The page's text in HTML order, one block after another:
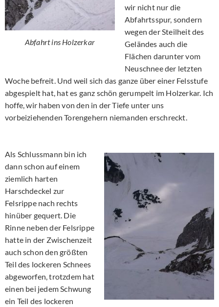
Abfahrt ins Holzerkar
wir nicht nur die
Abfahrtsspur, sondern
wegen der Steilheit des
Geländes auch die
Flächen darunter vom
Neuschnee der letzten
Woche befreit. Und weil sich das ganze über einer Felsstufe
abgespielt hat, hat es ganz schön gerumpelt im Holzerkar. Ich
hoffe, wir haben von den in der Tiefe unter uns
vorbeiziehenden Torengehern niemanden erschreckt.
Als Schlussmann bin ich
dann schon auf einem
ziemlich harten
Harschdeckel zur
Felsrippe nach rechts
hinüber gequert. Die
Rinne neben der Felsrippe
hatte in der Zwischenzeit
auch schon den größten
Teil des lockeren Schnees
abgeworfen, trotzdem hat
einen bei jedem Schwung
ein Teil des lockeren